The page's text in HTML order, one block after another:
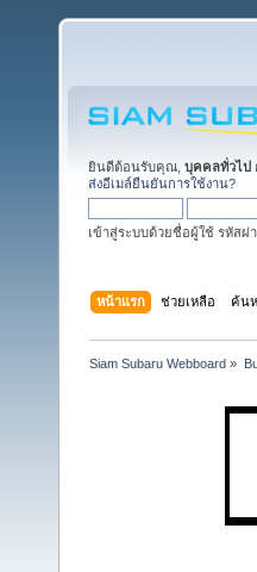
ยินดีต้อนรับคุณ, บุคคลทั่วไป
ส่งอีเมล์ยืนยันการใช้งาน?
เข้าสู่ระบบด้วยชื่อผู้ใช้ รหัสผ่
หน้าแรก ช่วยเหลือ ค้น
Siam Subaru Webboard »